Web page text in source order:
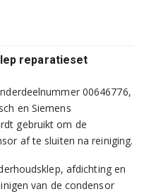
reparatieset
00646776,
en Siemens
gebruikt om de
af te sluiten na reiniging.
afdichting en
van de condensor